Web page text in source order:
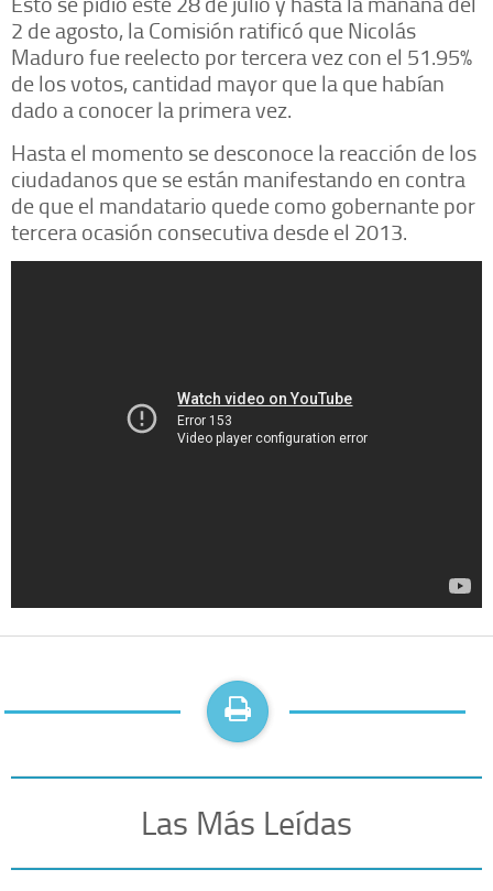
2 de agosto, la Comisión ratificó que Nicolás
Maduro fue reelecto por tercera vez con el 51.95%
de los votos, cantidad mayor que la que habían
dado a conocer la primera vez.
Hasta el momento se desconoce la reacción de los
ciudadanos que se están manifestando en contra
de que el mandatario quede como gobernante por
tercera ocasión consecutiva desde el 2013.
Las Más Leídas